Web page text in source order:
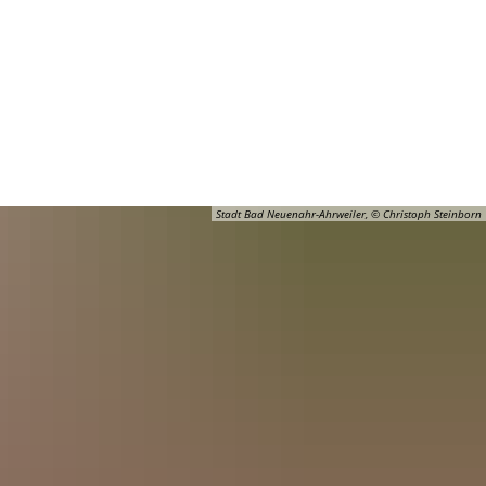
Stadt Bad Neuenahr-Ahrweiler, © Christoph Steinborn